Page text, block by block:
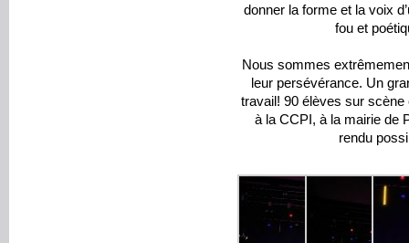
donner la forme et la voix
fou et
Nous sommes
leur persévérance. Un
travail! 90 élèves sur
à la CCPI, à la mairie de
rendu